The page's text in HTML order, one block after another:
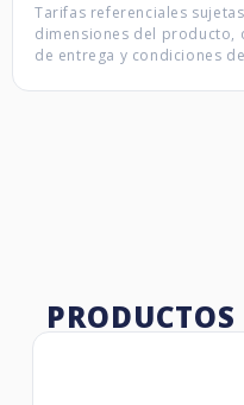
Tarifas referenciales
dimensiones del
de entrega y condiciones